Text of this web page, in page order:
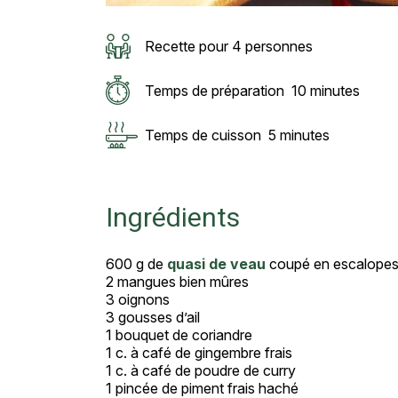
Recette pour 4 personnes
Temps de préparation 10 minutes
Temps de cuisson 5 minutes
Ingrédients
600 g de quasi de veau coupé en escalopes
2 mangues bien mûres
3 oignons
3 gousses d’ail
1 bouquet de coriandre
1 c. à café de gingembre frais
1 c. à café de poudre de curry
1 pincée de piment frais haché